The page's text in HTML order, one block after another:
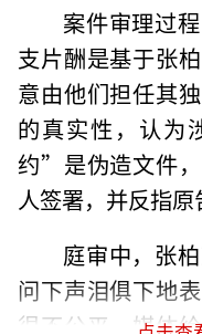
案件审理过
支片酬是基于张
意由他们担任其
的真实性，认为
约”是伪造文件
人签署，并反指
庭审中，张
问下声泪俱下地
很不公平，媒体